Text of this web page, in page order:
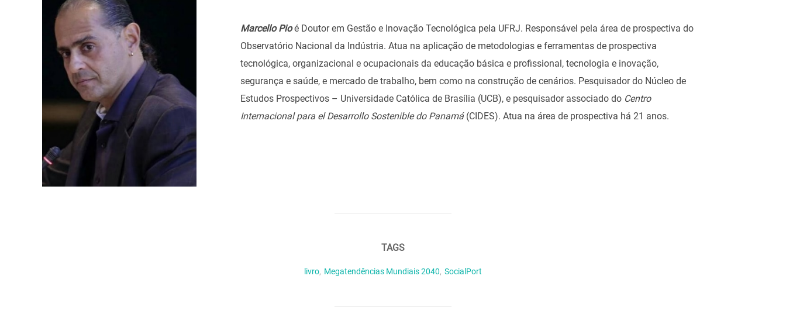
Marcello Pioé Doutor em Gestão e Inovação Tecnológica pela UFRJ. Responsável pela área de prospectiva do
Observatório Nacional da Indústria. Atua na aplicação de metodologias e ferramentas de prospectiva
tecnológica, organizacional e ocupacionais da educação básica e profissional, tecnologia e inovação,
segurança e saúde, e mercado de trabalho, bem como na construção de cenários. Pesquisador do Núcleo de
Estudos Prospectivos – Universidade Católica de Brasília (UCB), e pesquisador associado do Centro
Internacional para el Desarrollo Sostenible do Panamá(CIDES). Atua na área de prospectiva há 21 anos.
TAGS
livro, Megatendências Mundiais 2040, SocialPort